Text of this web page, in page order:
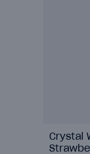
Crystal